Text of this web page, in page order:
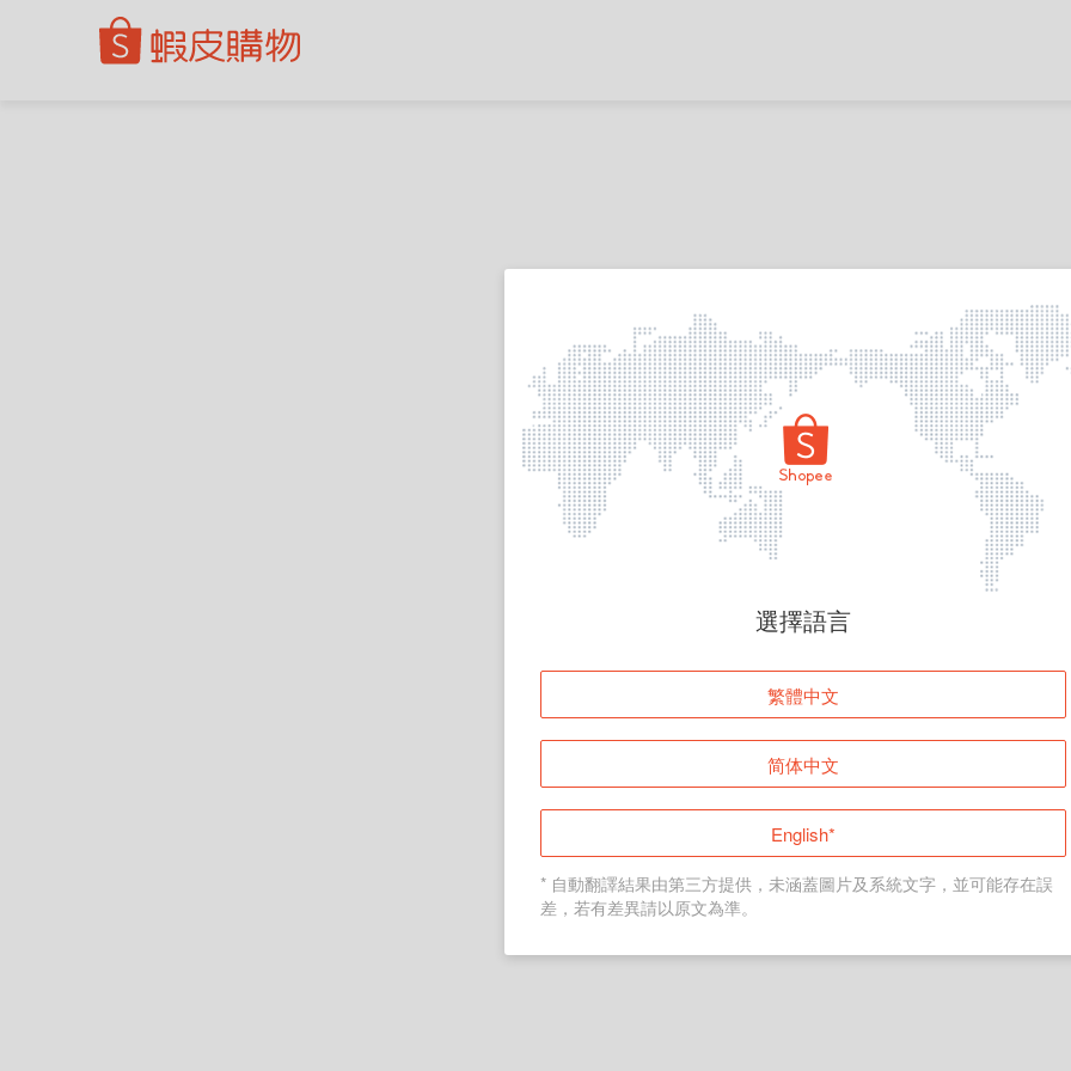
頁面無法顯示
登入
返回首頁
選擇語言
繁體中文
简体中文
English*
* 自動翻譯結果由第三方提供，未涵蓋圖片及系統文字，並可能存在誤
差，若有差異請以原文為準。